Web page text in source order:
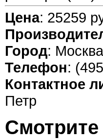
Цена: 25259
Город: Москва
Телефон:
Контактное
Петр
Смотрите